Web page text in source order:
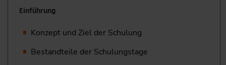
Einführung
Konzept und Ziel der Schulung
Bestandteile der Schulungstage